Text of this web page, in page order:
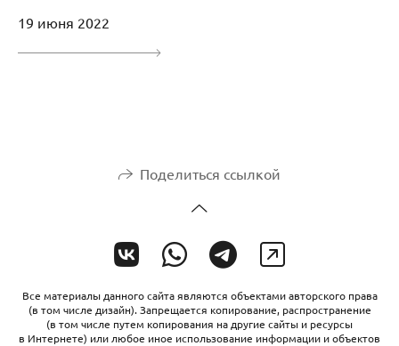
19 июня 2022
Поделиться ссылкой
Все материалы данного сайта являются объектами авторского права
(в том числе дизайн). Запрещается копирование, распространение
(в том числе путем копирования на другие сайты и ресурсы
в Интернете) или любое иное использование информации и объектов